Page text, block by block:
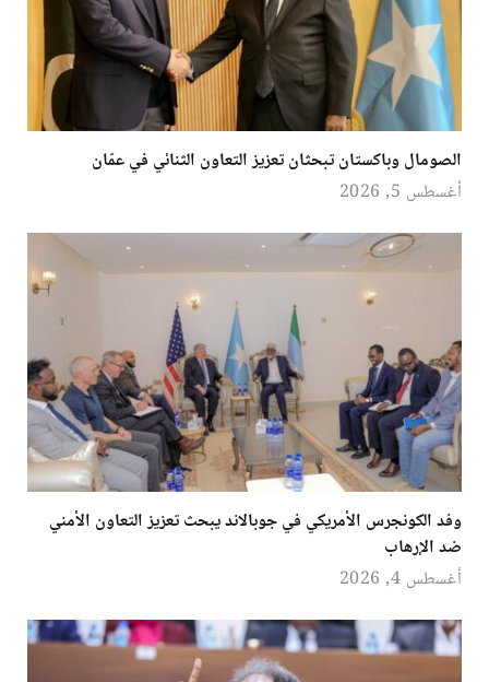
الصومال وباكستان تبحثان تعزيز التعاون الثنائي في عمّان
أغسطس 5, 2026
وفد الكونجرس الأمريكي في جوبالاند يبحث تعزيز التعاون الأمني
ضد الإرهاب
أغسطس 4, 2026